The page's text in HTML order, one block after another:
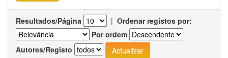
Resultados/Página | Ordenar registos por:
Por ordem
Autores/Registo